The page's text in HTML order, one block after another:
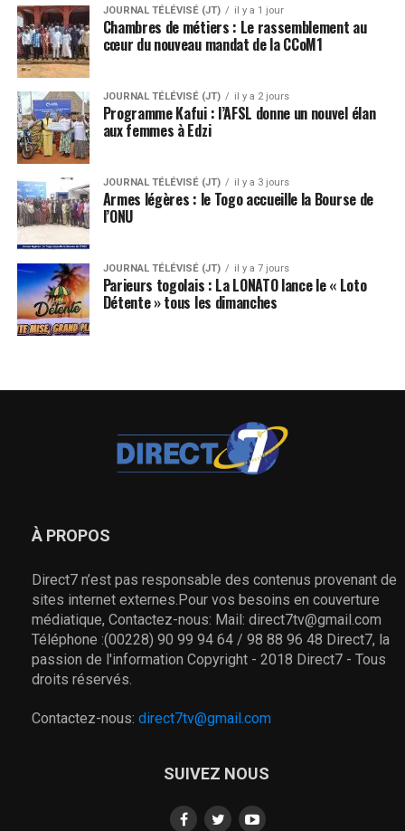
JOURNAL TÉLÉVISÉ (JT) il y a 1 jour
Chambres de métiers : Le rassemblement au
cœur du nouveau mandat de la CCoM1
JOURNAL TÉLÉVISÉ (JT) il y a 2 jours
Programme Kafui : l’AFSL donne un nouvel élan
aux femmes à Edzi
JOURNAL TÉLÉVISÉ (JT) il y a 3 jours
Armes légères : le Togo accueille la Bourse de
l’ONU
JOURNAL TÉLÉVISÉ (JT) il y a 7 jours
Parieurs togolais : La LONATO lance le « Loto
Détente » tous les dimanches
À PROPOS
Direct7 n’est pas responsable des contenus provenant de
sites internet externes.Pour vos besoins en couverture
médiatique, Contactez-nous: Mail: direct7tv@gmail.com
Téléphone :(00228) 90 99 94 64 / 98 88 96 48 Direct7, la
passion de l'information Copyright - 2018 Direct7 - Tous
droits réservés.
Contactez-nous: direct7tv@gmail.com
SUIVEZ NOUS